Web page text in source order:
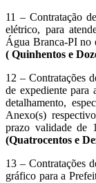
11 – Contratação
elétrico, para
Água Branca-PI no
( Quinhentos e
12 – Contratações
de expediente
detalhamento,
Anexo(s)
prazo validade de
(Quatrocentos e
13 – Contratações
gráfico para a